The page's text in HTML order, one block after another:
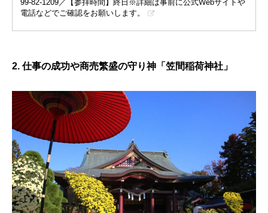
99-82-1209／【参拝時間】終日※詳細は事前に公式Webサイトや
電話などでご確認をお願いします。
2. 仕事の成功や商売繁盛の守り神「笠間稲荷神社」